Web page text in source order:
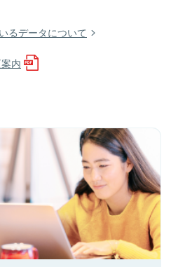
るデータについて
内